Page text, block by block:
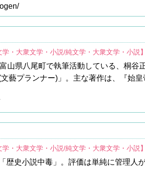
・大衆文学・小説/純文学・大衆文学・小説】
山県八尾町で執筆活動している、桐谷
藝プランナー)」。主な著作は、『始
・大衆文学・小説/純文学・大衆文学・小説】
歴史小説中毒」。評価は単純に管理人